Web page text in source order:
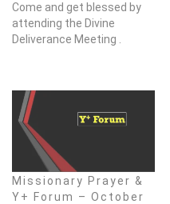
Come and get blessed by
attending the Divine
Deliverance Meeting .
Missionary Prayer &
Y+ Forum – October